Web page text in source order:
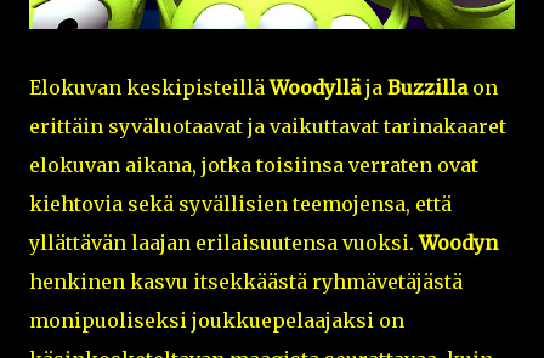
Elokuvan keskipisteilläWoodylläja Buzzillaon
erittäin syväluotaavat ja vaikuttavat tarinakaaret
elokuvan aikana, jotka toisiinsa verraten ovat
kiehtovia sekä syvällisien teemojensa, että
yllättävän laajan erilaisuutensa vuoksi.Woodyn
henkinen kasvu itsekkäästä ryhmävetäjästä
monipuoliseksi joukkuepelaajaksi on